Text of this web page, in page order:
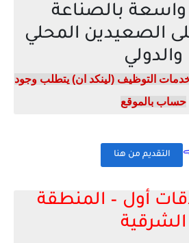
بالصناعة
الصعيدين المحلي
والدولي
التوظيف (لينكد ان) يتطلب وجود
حساب بالموقع
التقديم من هنا
أول – المنطقة
الشرقية